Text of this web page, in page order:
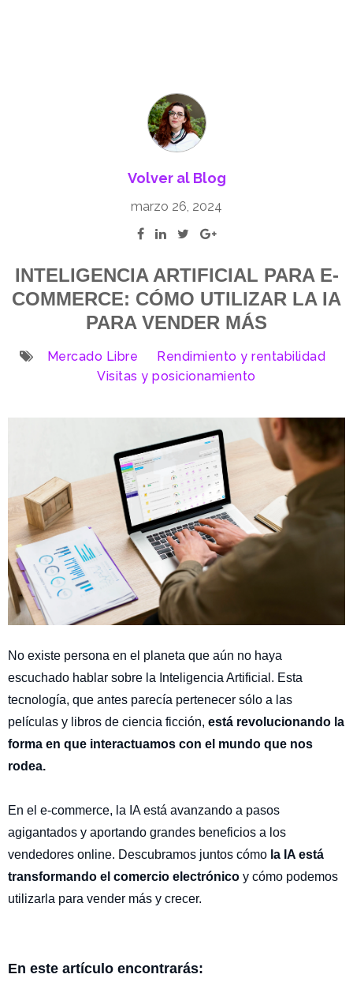
Volver al Blog
marzo 26, 2024
INTELIGENCIA ARTIFICIAL PARA E-
COMMERCE: CÓMO UTILIZAR LA IA
PARA VENDER MÁS
Mercado Libre
Rendimiento y rentabilidad
Visitas y posicionamiento
No existe persona en el planeta que aún no haya
escuchado hablar sobre la Inteligencia Artificial. Esta
tecnología, que antes parecía pertenecer sólo a las
películas y libros de ciencia ficción, está revolucionando la
forma en que interactuamos con el mundo que nos
rodea.
En el e-commerce, la IA está avanzando a pasos
agigantados y aportando grandes beneficios a los
vendedores online. Descubramos juntos cómo la IA está
transformando el comercio electrónico y cómo podemos
utilizarla para vender más y crecer.
En este artículo encontrarás: